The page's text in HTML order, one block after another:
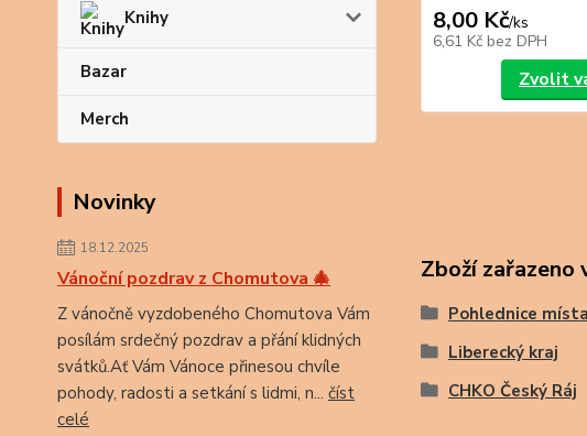
Knihy
Bazar
Merch
Novinky
18.12.2025
Vánoční pozdrav z Chomutova 🎄
Z vánočně vyzdobeného Chomutova Vám
posílám srdečný pozdrav a přání klidných
svátků.Ať Vám Vánoce přinesou chvíle
pohody, radosti a setkání s lidmi, n... číst
celé
8,00 Kč/ks
6,61 Kč bez DPH
Zvolit
Zboží zařazeno
Pohlednice místa
Liberecký kraj
CHKO Český Ráj